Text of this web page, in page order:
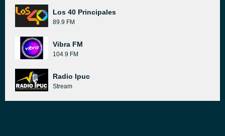
Los 40 Principales
89.9 FM
Vibra FM
104.9 FM
Radio Ipuc
Stream